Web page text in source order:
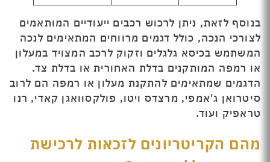
בנוסף לזאת, ניתן לרכוש רכבים ייעודיים המותאמים
לצורכי הנכה, כולל דגמים מרווחים המתאימים לנכה
המשתמש בכיסא גלגלים וזקוק לרכב המצויד במעלון
או רמפה המותקנים בדלת האחורית או בדלת צד.
הדגמים שמתאימים להתקנת מעלון או רמפה הם לרוב
סיטרואן ג'אמפי, מרצדס ויטו, פולקסוואגן קאדי, רנו
טראפיק ועוד.
מהם הקריטריונים לזכאות לרכישת